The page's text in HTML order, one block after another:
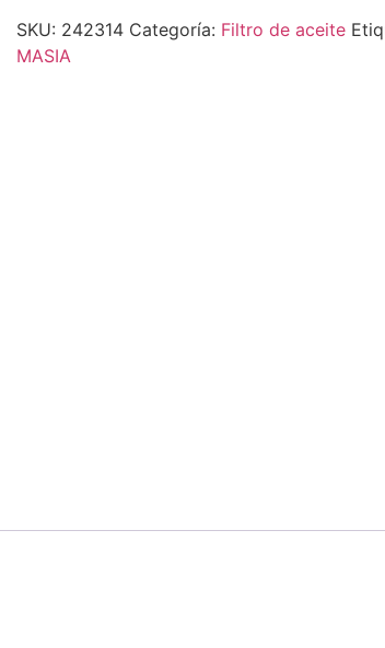
SKU: 242314 Categoría: Filtro de aceite
MASIA